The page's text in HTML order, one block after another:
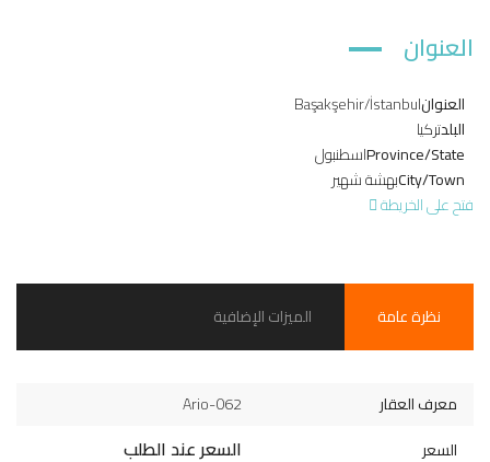
العنوان
العنوانBaşakşehir/İstanbul
البلدتركيا
Province/Stateاسطنبول
City/Townبهشة شهير
فتح على الخريطة
نظرة عامة الميزات الإضافية
معرف العقار
Ario-062
السعر
السعر عند الطلب